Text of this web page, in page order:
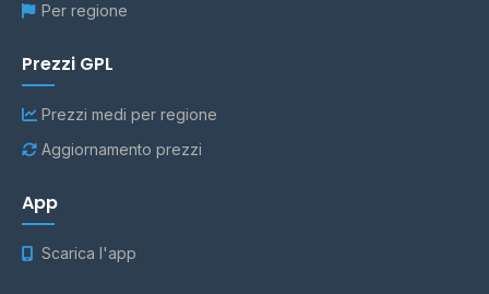
Per regione
Prezzi GPL
Prezzi medi per regione
Aggiornamento prezzi
App
Scarica l'app